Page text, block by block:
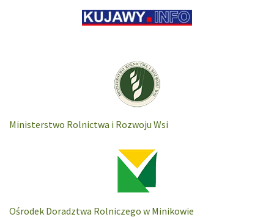
Ministerstwo Rolnictwa i Rozwoju Wsi
Ośrodek Doradztwa Rolniczego w Minikowie